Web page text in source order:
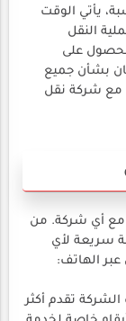
يأتي الوقت
النقل
على
بشأن جميع
مع شركة نقل
مع أي شركة. من
سريعة لأي
الهاتف:
تقدم أكثر